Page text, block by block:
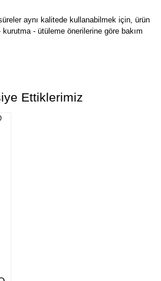
aynı kalitede kullanabilmek için, ürün
- ütüleme önerilerine göre bakım
ederiz.
veya görüntülenemiyor.
daha pahalı.
Ettiklerimiz